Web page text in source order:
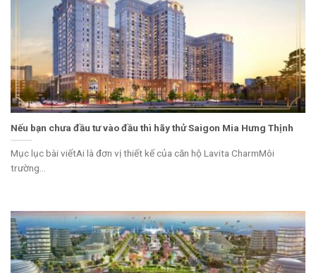
Nếu bạn chưa đầu tư vào đầu thì hãy thử Saigon Mia Hưng Thịnh
Mục lục bài viếtAi là đơn vị thiết kế của căn hộ Lavita CharmMôi
trường...